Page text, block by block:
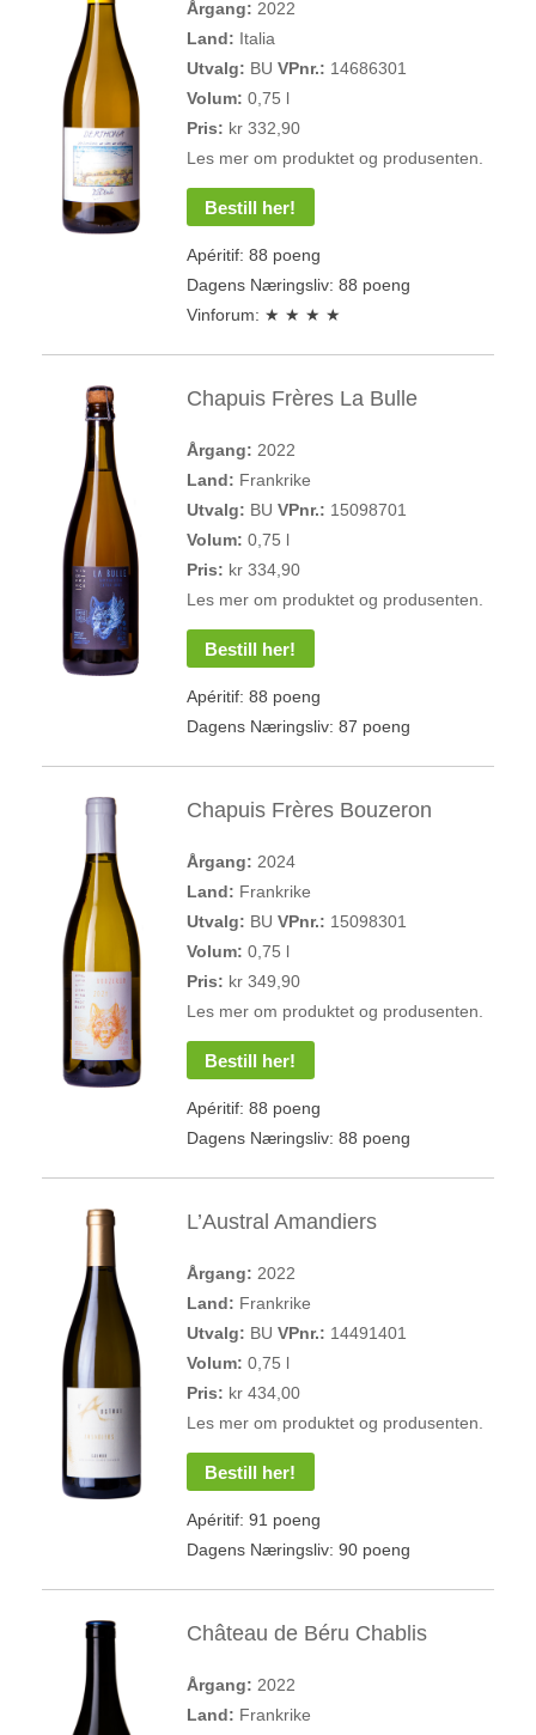
Årgang: 2022
Land: Italia
Utvalg: BU VPnr.: 14686301
Volum: 0,75 l
Pris: kr 332,90
Les mer om produktet og produsenten.
Bestill her!
Apéritif: 88 poeng
Dagens Næringsliv: 88 poeng
Vinforum: ★ ★ ★ ★
Chapuis Frères La Bulle
Årgang: 2022
Land: Frankrike
Utvalg: BU VPnr.: 15098701
Volum: 0,75 l
Pris: kr 334,90
Les mer om produktet og produsenten.
Bestill her!
Apéritif: 88 poeng
Dagens Næringsliv: 87 poeng
Chapuis Frères Bouzeron
Årgang: 2024
Land: Frankrike
Utvalg: BU VPnr.: 15098301
Volum: 0,75 l
Pris: kr 349,90
Les mer om produktet og produsenten.
Bestill her!
Apéritif: 88 poeng
Dagens Næringsliv: 88 poeng
L’Austral Amandiers
Årgang: 2022
Land: Frankrike
Utvalg: BU VPnr.: 14491401
Volum: 0,75 l
Pris: kr 434,00
Les mer om produktet og produsenten.
Bestill her!
Apéritif: 91 poeng
Dagens Næringsliv: 90 poeng
Château de Béru Chablis
Årgang: 2022
Land: Frankrike